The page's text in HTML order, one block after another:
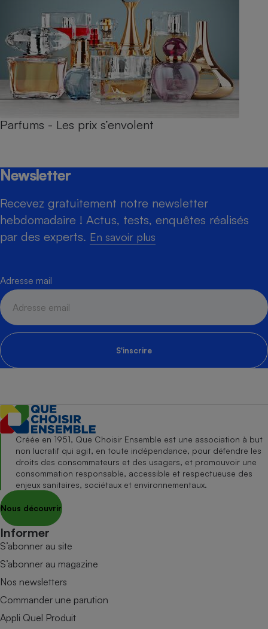
Parfums - Les prix s’envolent
Newsletter
Recevez gratuitement notre newsletter
hebdomadaire ! Actus, tests, enquêtes réalisés
par des experts. En savoir plus
Adresse mail
S'inscrire
Créée en 1951, Que Choisir Ensemble est une association à but
non lucratif qui agit, en toute indépendance, pour défendre les
droits des consommateurs et des usagers, et promouvoir une
consommation responsable, accessible et respectueuse des
enjeux sanitaires, sociétaux et environnementaux.
Nous découvrir
Informer
S’abonner au site
S’abonner au magazine
Nos newsletters
Commander une parution
Appli Quel Produit